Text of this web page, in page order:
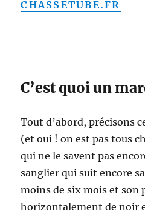
CHASSETUBE.FR
C’est quoi un
Tout d’abord, précisons
(et oui ! on est pas tous
qui ne le savent pas
sanglier qui suit encore
moins de six mois et son
horizontalement de noir